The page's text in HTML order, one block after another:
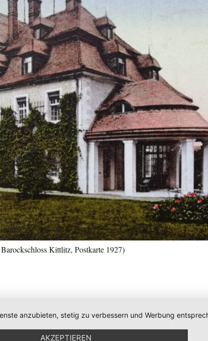
Kittlitz, Postkarte 1927)
anzubieten, stetig zu verbessern und Werbung
AKZEPTIEREN